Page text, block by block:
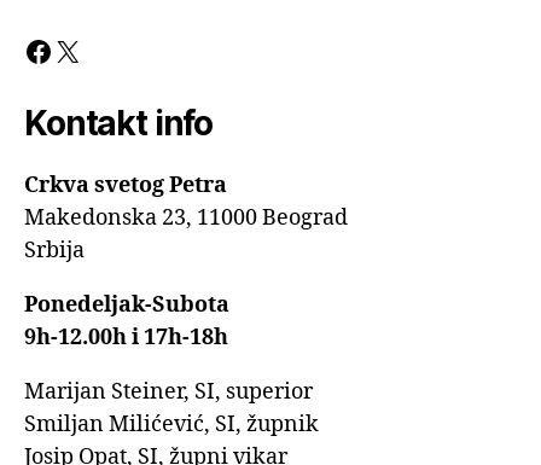
Facebook
X
Kontakt info
Crkva svetog Petra
Makedonska 23, 11000 Beograd
Srbija
Ponedeljak-Subota
9h-12.00h i 17h-18h
Marijan Steiner, SI, superior
Smiljan Milićević, SI, župnik
Josip Opat, SI, župni vikar